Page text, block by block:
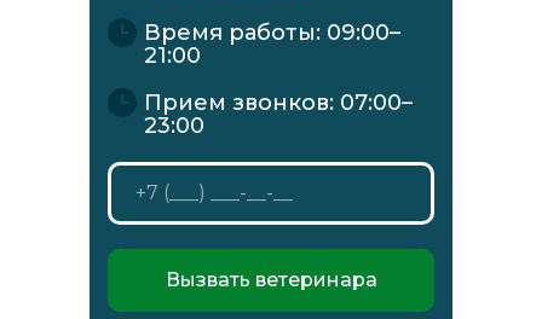
Время работы: 09:00–
21:00
Прием звонков: 07:00–
23:00
Вызвать ветеринара